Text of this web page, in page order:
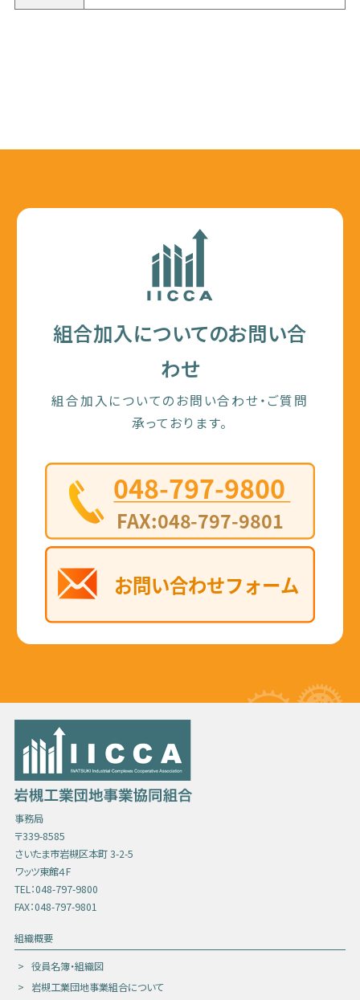
組合加入についてのお問い合
わせ
組合加入についてのお問い合わせ・ご質問
承っております。
事務局
〒339-8585
さいたま市岩槻区本町 3-2-5
ワッツ東館４F
TEL：048-797-9800
FAX：048-797-9801
組織概要
役員名簿・組織図
岩槻工業団地事業組合について